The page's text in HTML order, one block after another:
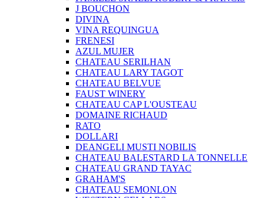
J BOUCHON
DIVINA
VINA REQUINGUA
FRENESI
AZUL MUJER
CHATEAU SERILHAN
CHATEAU LARY TAGOT
CHATEAU BELVUE
FAUST WINERY
CHATEAU CAP L'OUSTEAU
DOMAINE RICHAUD
RATO
DOLLARI
DEANGELI MUSTI NOBILIS
CHATEAU BALESTARD LA TONNELLE
CHATEAU GRAND TAYAC
GRAHAM'S
CHATEAU SEMONLON